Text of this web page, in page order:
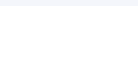
durch unsere